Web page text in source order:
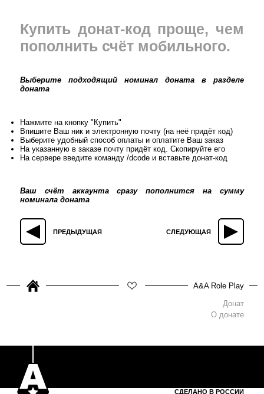
Купить донат-код проще, чем
пополнить счёт мобильного.
Выберите подходящий номинал доната в разделе
доната
Нажмите на кнопку "Купить"
Впишите Ваш ник и электронную почту (на неё придёт код)
Выберите удобный способ оплаты и оплатите Ваш заказ
На указанную в заказе почту придёт код. Скопируйте его
На сервере введите команду /dcode и вставьте донат-код
Ваш счёт аккаунта сразу пополнится на сумму
номинала доната
ПРЕДЫДУЩАЯ СЛЕДУЮЩАЯ
A&A Role Play
Донат
О донате
СДЕЛАНО В РОССИИ